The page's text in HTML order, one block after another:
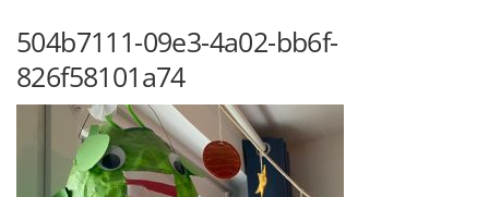
504b7111-09e3-4a02-bb6f-
826f58101a74